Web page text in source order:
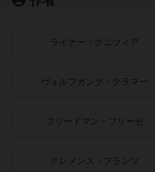
ライナー・クニツィア
ヴォルフガング・クラマー
フリードマン・フリーゼ
クレメンス・フランツ